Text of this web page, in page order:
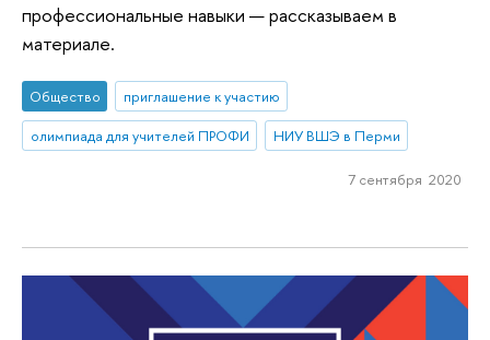
профессиональные навыки — рассказываем в
материале.
Общество
приглашение к участию
олимпиада для учителей ПРОФИ
НИУ ВШЭ в Перми
7 сентября 2020